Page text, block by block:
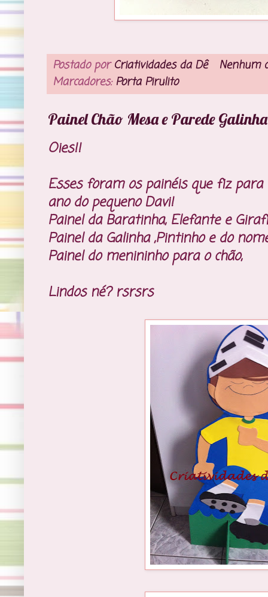
Postado porCriatividades da Dê
Nenhum
Marcadores: Porta Pirulito
Painel Chão Mesa e Parede
Oies!!
Esses foram os painéis que fiz
ano do pequeno Davi!
Painel da Baratinha, Elefante e
Painel da Galinha ,Pintinho e do
Painel do menininho para o chão,
Lindos né? rsrsrs